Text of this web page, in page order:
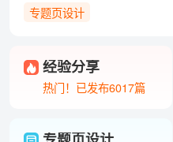
专题页设计
经验分享
热门！已发布6017篇